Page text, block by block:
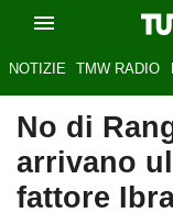
NOTIZIE TMW RADIO
No di
arrivano
fattore